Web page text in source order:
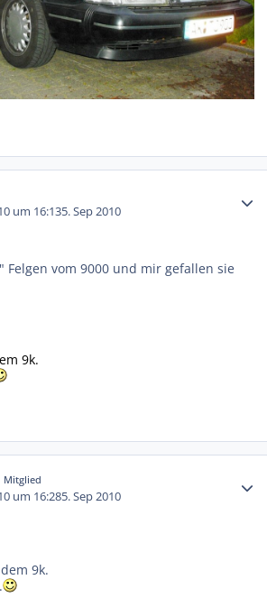
um 16:135. Sep 2010
Felgen vom 9000 und mir gefallen sie
9k.
Mitglied
um 16:285. Sep 2010
9k.